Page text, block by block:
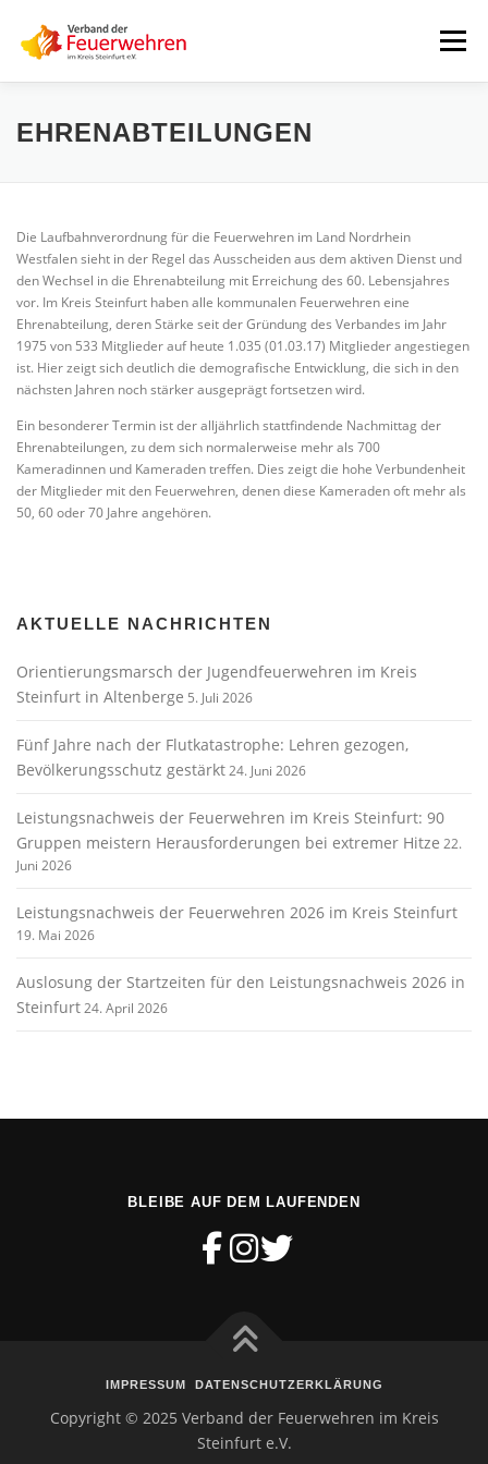
springen
Menü
START AKTUELLES FEUERWEHREN
INTERNER BEREICH
EHRENABTEILUNGEN
Die Laufbahnverordnung für die Feuerwehren im Land Nordrhein
Westfalen sieht in der Regel das Ausscheiden aus dem aktiven Dienst und
den Wechsel in die Ehrenabteilung mit Erreichung des 60. Lebensjahres
vor. Im Kreis Steinfurt haben alle kommunalen Feuerwehren eine
Ehrenabteilung, deren Stärke seit der Gründung des Verbandes im Jahr
1975 von 533 Mitglieder auf heute 1.035 (01.03.17) Mitglieder angestiegen
ist. Hier zeigt sich deutlich die demografische Entwicklung, die sich in den
nächsten Jahren noch stärker ausgeprägt fortsetzen wird.
Ein besonderer Termin ist der alljährlich stattfindende Nachmittag der
Ehrenabteilungen, zu dem sich normalerweise mehr als 700
Kameradinnen und Kameraden treffen. Dies zeigt die hohe Verbundenheit
der Mitglieder mit den Feuerwehren, denen diese Kameraden oft mehr als
50, 60 oder 70 Jahre angehören.
AKTUELLE NACHRICHTEN
Orientierungsmarsch der Jugendfeuerwehren im Kreis
Steinfurt in Altenberge 5. Juli 2026
Fünf Jahre nach der Flutkatastrophe: Lehren gezogen,
Bevölkerungsschutz gestärkt24. Juni 2026
Leistungsnachweis der Feuerwehren im Kreis Steinfurt: 90
Gruppen meistern Herausforderungen bei extremer Hitze 22.
Juni 2026
Leistungsnachweis der Feuerwehren 2026 im Kreis Steinfurt
19. Mai 2026
Auslosung der Startzeiten für den Leistungsnachweis 2026 in
Steinfurt24. April 2026
BLEIBE AUF DEM LAUFENDEN
IMPRESSUM DATENSCHUTZERKLÄRUNG
Copyright © 2025 Verband der Feuerwehren im Kreis
Steinfurt e.V.